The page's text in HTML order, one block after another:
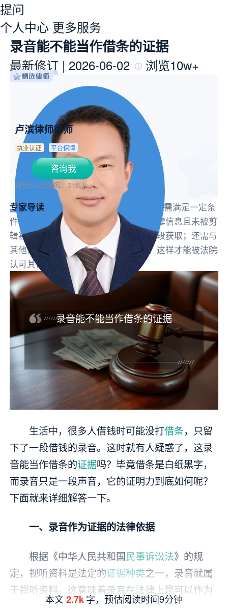
提问
个人中心 更多服务
录音能不能当作借条的证据
最新修订 | 2026-06-02 浏览10w+
卢滨律师律师
执业认证 平台保障
咨询我
评分5.0分服务： 315人
专家导读
录音可以当作借条的证据，但需满足一定条
件。它要清晰反映债权债务关系，有关键信息且未被剪
辑篡改；要合法取得，不能通过违法手段获取；还需与
其他证据相互印证，形成完整证据链，这样才能被法院
认可其证明效力。
录音能不能当作借条的证据
生活中，很多人借钱时可能没打借条，只留
下了一段借钱的录音。这时就有人疑惑了，这录
音能当作借条的证据吗？毕竟借条是白纸黑字，
而录音只是一段声音，它的证明力到底如何呢？
下面就来详细解答一下。
一、录音作为证据的法律依据
根据《中华人民共和国民事诉讼法》的规
定，视听资料是法定的证据种类之一，录音就属
于视听资料。这意味着录音在法律上是可以作为
证据使用的。不过，要让录音真正发挥证据的作
本文 2.7k 字，预估阅读时间9分钟